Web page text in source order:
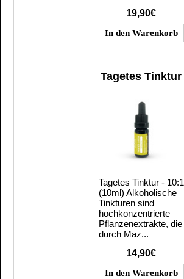
19,90€
Tagetes Tinktur
Tagetes Tinktur - 10:1
(10ml) Alkoholische
Tinkturen sind
hochkonzentrierte
Pflanzenextrakte, die
durch Maz...
14,90€